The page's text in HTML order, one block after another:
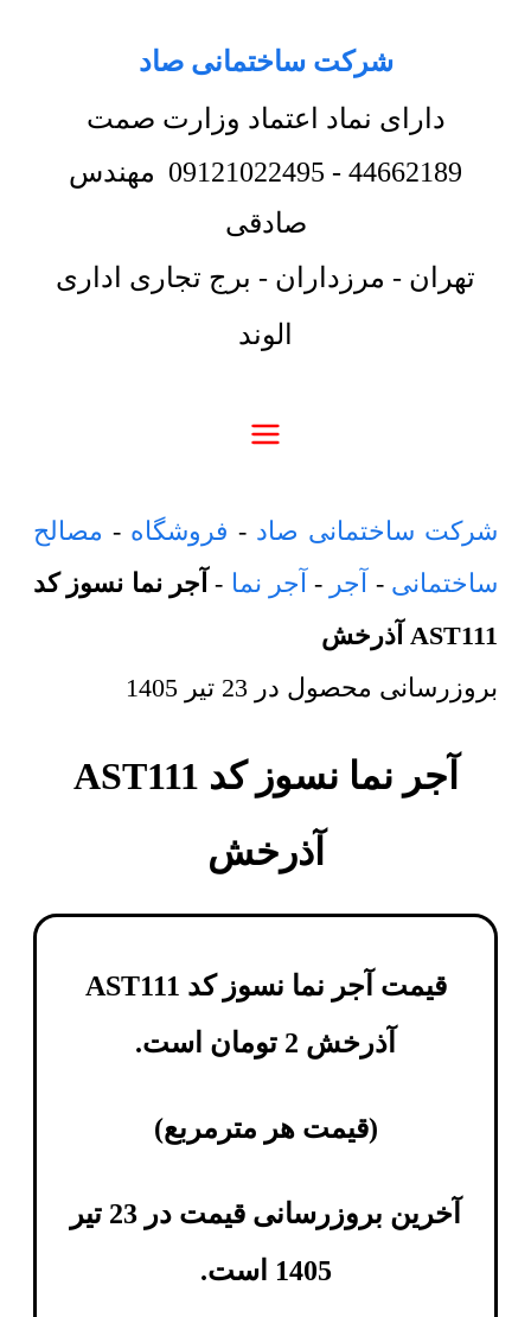
شرکت ساختمانی صاد
دارای نماد اعتماد وزارت صمت
44662189
-
09121022495 مهندس
صادقی
تهران - مرزداران - برج تجاری اداری
الوند
شرکت ساختمانی صاد - فروشگاه - مصالح
ساختمانی - آجر - آجر نما - آجر نما نسوز کد
AST111 آذرخش
بروزرسانی محصول در 23 تیر 1405
آجر نما نسوز کد AST111
آذرخش
قیمت آجر نما نسوز کد AST111
آذرخش 2 تومان است.
(قیمت هر مترمربع)
آخرین بروزرسانی قیمت در 23 تیر
1405 است.